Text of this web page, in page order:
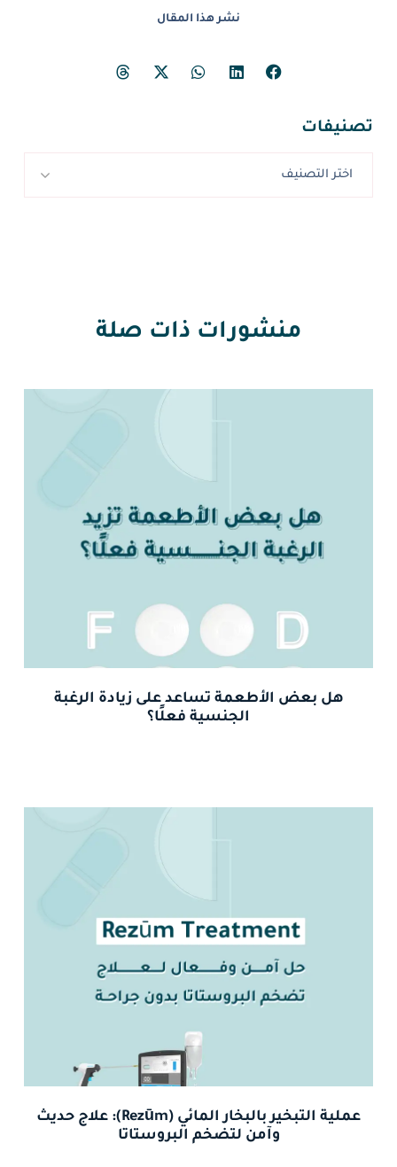
نشر هذا المقال
تصنيفات
اختر التصنيف
منشورات ذات صلة
هل بعض الأطعمة تساعد على زيادة الرغبة
الجنسية فعلًا؟
عملية التبخير بالبخار المائي (Rezūm): علاج حديث
وآمن لتضخم البروستاتا